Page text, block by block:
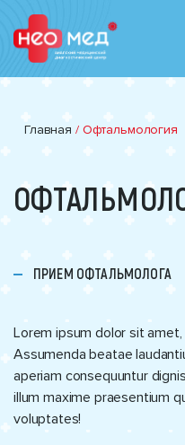
Главная / Офтальмология
ПРИЕМ ОФТАЛЬМОЛОГА
Lorem ipsum dolor sit
Assumenda beatae
aperiam consequuntur
illum maxime praesentium
voluptates!